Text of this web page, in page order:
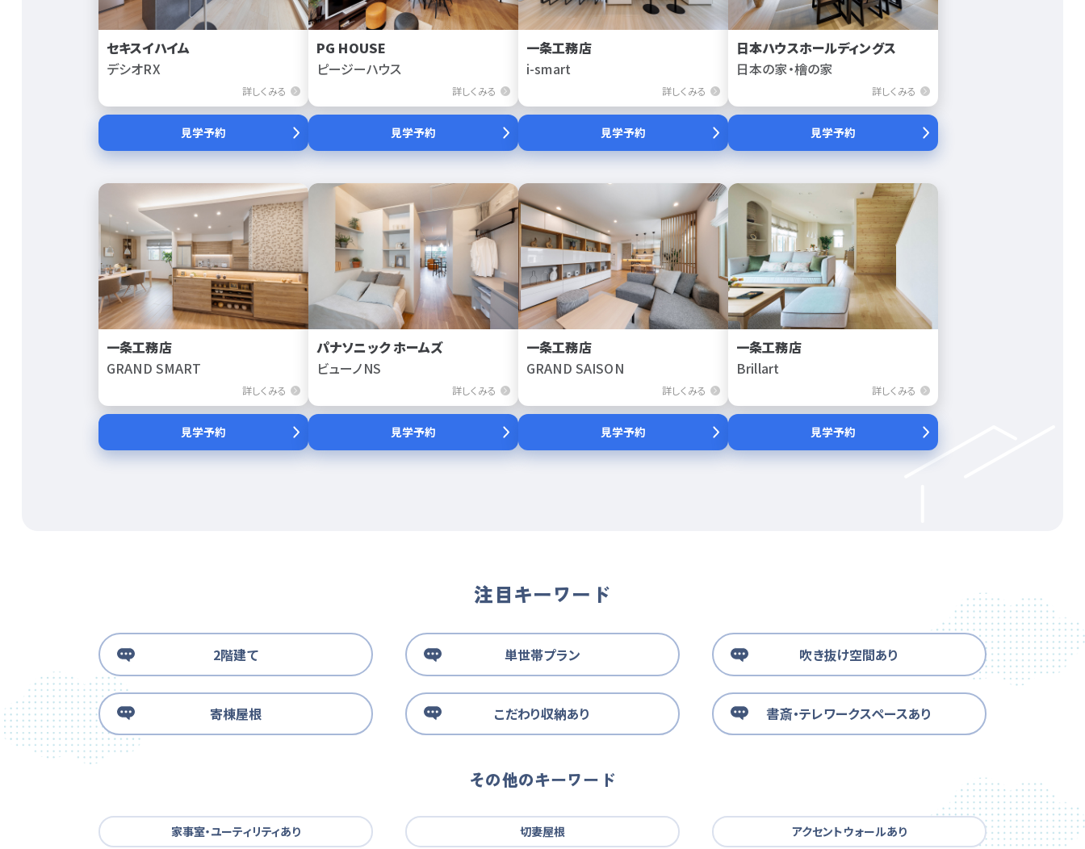
セキスイハイム
デシオRX
詳しくみる
見学予約
PG HOUSE
ピージーハウス
詳しくみる
見学予約
一条工務店
i-smart
詳しくみる
見学予約
日本ハウスホールディングス
日本の家・檜の家
詳しくみる
見学予約
一条工務店
GRAND SMART
詳しくみる
見学予約
パナソニック ホームズ
ビューノNS
詳しくみる
見学予約
一条工務店
GRAND SAISON
詳しくみる
見学予約
一条工務店
Brillart
詳しくみる
見学予約
注目キーワード
2階建て 単世帯プラン 吹き抜け空間あり
寄棟屋根 こだわり収納あり 書斎・テレワークスペースあり
その他のキーワード
家事室・ユーティリティあり 切妻屋根 アクセントウォールあり